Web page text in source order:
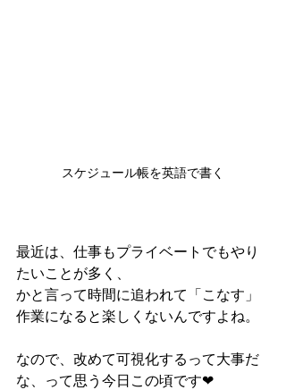
スケジュール帳を英語で書く
最近は、仕事もプライベートでもやり
たいことが多く、
かと言って時間に追われて「こなす」
作業になると楽しくないんですよね。
なので、改めて可視化するって大事だ
な、って思う今日この頃です❤